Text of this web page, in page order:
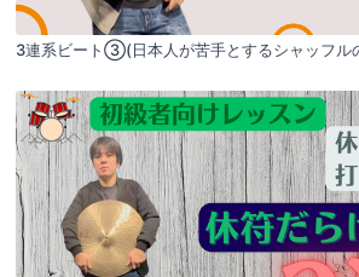
3連系ビート③(日本人が苦手とするシャッフル